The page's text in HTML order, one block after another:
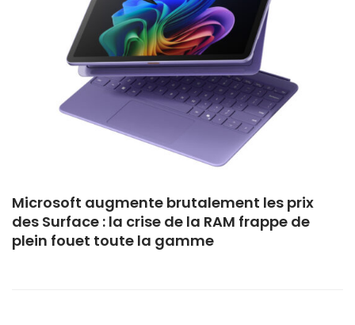
Microsoft augmente brutalement les prix
des Surface : la crise de la RAM frappe de
plein fouet toute la gamme